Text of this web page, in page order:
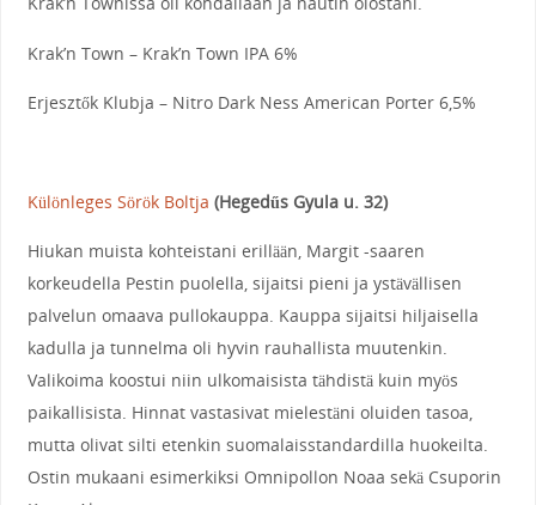
Krak’n Town – Krak’n Town IPA 6%
Erjesztők Klubja – Nitro Dark Ness American Porter 6,5%
Különleges Sörök Boltja (Hegedűs Gyula u. 32)
Hiukan muista kohteistani erillään, Margit -saaren
korkeudella Pestin puolella, sijaitsi pieni ja ystävällisen
palvelun omaava pullokauppa. Kauppa sijaitsi hiljaisella
kadulla ja tunnelma oli hyvin rauhallista muutenkin.
Valikoima koostui niin ulkomaisista tähdistä kuin myös
paikallisista. Hinnat vastasivat mielestäni oluiden tasoa,
mutta olivat silti etenkin suomalaisstandardilla huokeilta.
Ostin mukaani esimerkiksi Omnipollon Noaa sekä Csuporin